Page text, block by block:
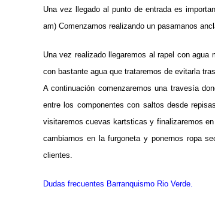
Una vez llegado al punto de entrada es
am) Comenzamos realizando un pasamanos
Una vez realizado llegaremos al rapel con
con bastante agua que trataremos de evitarla
A continuación comenzaremos una travesía
entre los componentes con saltos desde
visitaremos cuevas kartsticas y finalizaremos
cambiarnos en la furgoneta y ponernos ropa
clientes.
Dudas frecuentes Barranquismo Rio Verde.